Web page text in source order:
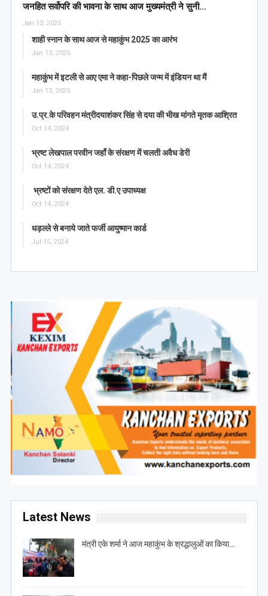
जनहित सर्वोपरि की भावना के साथ आज मुख्यमंत्री ने सुनी…
Jan 13, 2025
शाही स्नान के साथ आज से महाकुंभ 2025 का आरंभ
Jan 13, 2025
महाकुंभ में इटली से आए एमा ने कहा-पिछले जन्म में इंडियन था मैं
Jan 13, 2025
उ.प्र.के परिवहन मंत्रीदयाशंकर सिंह से दया की भीख मांगते मृतक आश्रित
Oct 14, 2024
भ्रष्ट लेखपाल परवीन जहाँ के संरक्षण में चलती अवैध डेरी
Oct 14, 2024
भ्रष्टों को संरक्षण देते एल. डी.ए उपाध्यक्ष
Oct 14, 2024
धड़ल्ले से बनाये जाते फर्जी आयुष्मान कार्ड
Jul 15, 2024
Latest News
मंत्री एके शर्मा ने आज महाकुंभ के श्रद्धालुओं का किया…